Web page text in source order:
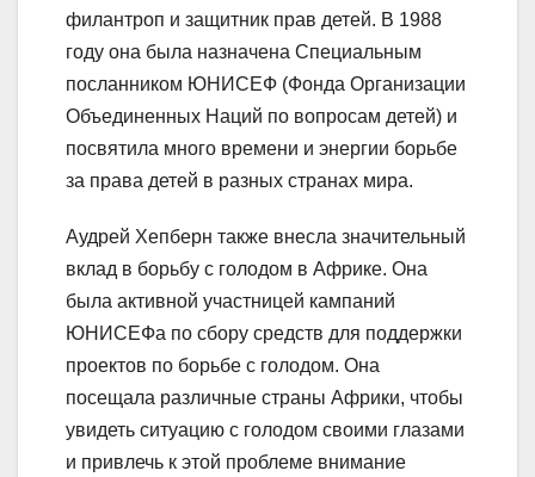
филантроп и защитник прав детей. В 1988
году она была назначена Специальным
посланником ЮНИСЕФ (Фонда Организации
Объединенных Наций по вопросам детей) и
посвятила много времени и энергии борьбе
за права детей в разных странах мира.
Аудрей Хепберн также внесла значительный
вклад в борьбу с голодом в Африке. Она
была активной участницей кампаний
ЮНИСЕФа по сбору средств для поддержки
проектов по борьбе с голодом. Она
посещала различные страны Африки, чтобы
увидеть ситуацию с голодом своими глазами
и привлечь к этой проблеме внимание